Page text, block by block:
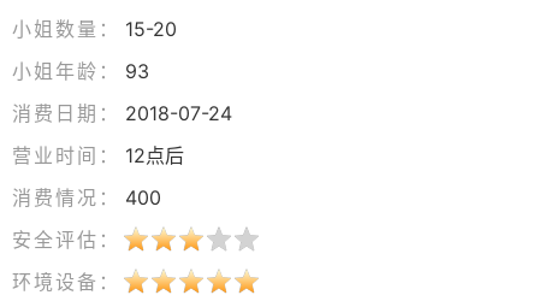
小姐数量：
15-20
小姐年龄：
93
消费日期：
2018-07-24
营业时间：
12点后
消费情况：
400
安全评估：
环境设备：